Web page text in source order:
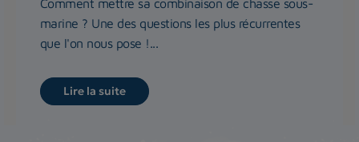
Comment mettre sa combinaison de chasse sous-
marine ? Une des questions les plus récurrentes
que l'on nous pose !...
Lire la suite